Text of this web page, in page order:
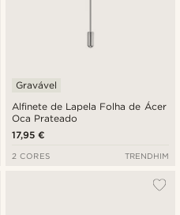
Alfinete de Lapela Folha de Ácer
Oca Prateado
Gravável
17,95 €
2 CORES TRENDHIM